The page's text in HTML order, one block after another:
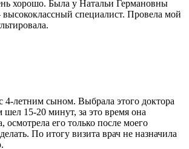
хорошо. Была у Натальи Германовны
специалист. Провела мой
4-летним сыном. Выбрала этого доктора
15-20 минут, за это время она
осмотрела его только после моего
По итогу визита врач не назначила